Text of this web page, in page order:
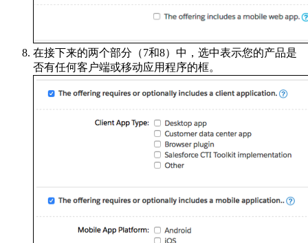
在接下来的两个部分（7和8）中，选中表示您的产品是
否有任何客户端或移动应用程序的框。